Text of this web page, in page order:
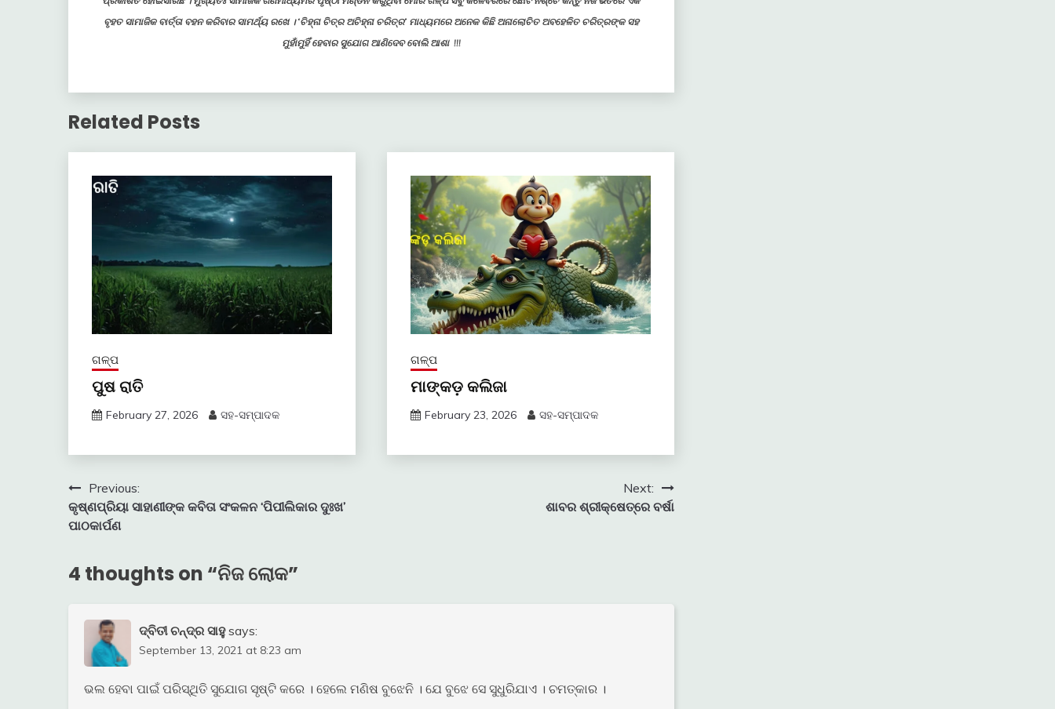
ବୃହତ ସାମାଜିକ ବାର୍ତ୍ତା ବହନ କରିବାର ସାମର୍ଥ୍ୟ ରଖେ । ‘ଚିହ୍ନା ଚିତ୍ର ଅଚିହ୍ନା ଚରିତ୍ର’ ମାଧ୍ୟମରେ ଅନେକ କିଛି ଅନାଲୋଚିତ ଅବହେଳିତ ଚରିତ୍ରଙ୍କ ସହ
ମୁହାଁମୁହିଁ ହେବାର ସୁଯୋଗ ଆଣିଦେବ ବୋଲି ଆଶା !!!
Related Posts
ଗଳ୍ପ
ପୁଷ ରାତି
February 27, 2026 ସହ-ସମ୍ପାଦକ
ଗଳ୍ପ
ମାଙ୍କଡ଼ କଲିଜା
February 23, 2026 ସହ-ସମ୍ପାଦକ
Post
navigation
Previous:
କୃଷ୍ଣପ୍ରିୟା ସାହାଣୀଙ୍କ କବିତା ସଂକଳନ ‘ପିପୀଲିକାର ଦୁଃଖ’
ପାଠକାର୍ପଣ
Next:
ଶାବର ଶ୍ରୀକ୍ଷେତ୍ରେ ବର୍ଷା
4 thoughts on “ନିଜ ଲୋକ”
ଦ୍ବିତୀ ଚନ୍ଦ୍ର ସାହୁ says:
September 13, 2021 at 8:23 am
ଭଲ ହେବା ପାଇଁ ପରିସ୍ଥିତି ସୁଯୋଗ ସୃଷ୍ଟି କରେ । ହେଲେ ମଣିଷ ବୁଝେନି । ଯେ ବୁଝେ ସେ ସୁଧୁରିଯାଏ । ଚମତ୍କାର ।